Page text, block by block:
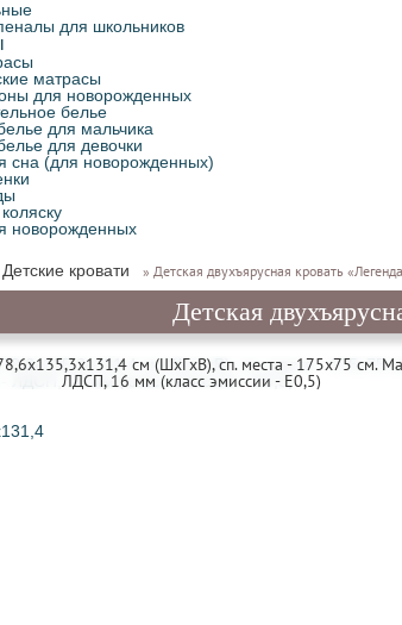
для школьников
матрасы
для новорожденных
белье
для мальчика
для девочки
сна (для новорожденных)
новорожденных
Детские кровати » Детская двухъярусная кровать
Детская
см (ШxГxВ), сп. места - 175х75 см.
ЛДСП, 16 мм (класс эмиссии - Е0,5)